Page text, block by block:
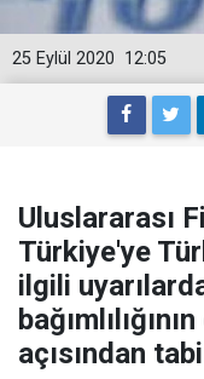
12:05
25 Eylül 2020
Uluslararası
Türkiye'ye
ilgili
açısından